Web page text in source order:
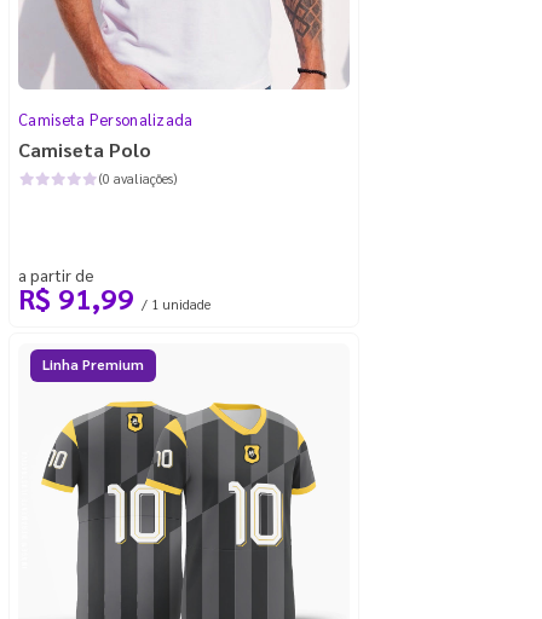
Camiseta Personalizada
Camiseta Polo
(0 avaliações)
a partir de
R$ 91,99 / 1 unidade
Linha Premium